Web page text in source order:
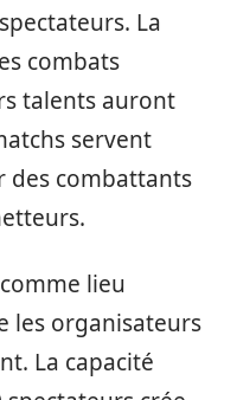
La
combats
talents auront
servent
des combattants
lieu
les organisateurs
La capacité